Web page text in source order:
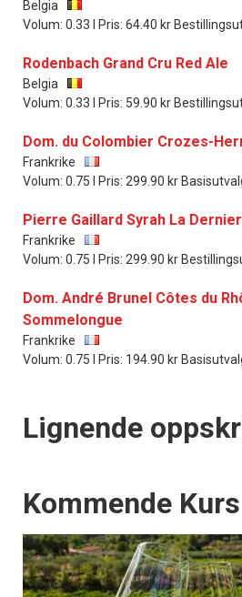
Belgia
Volum: 0.33 l Pris: 64.40 kr
Rodenbach Grand Cru Red Ale
Belgia
Volum: 0.33 l Pris: 59.90 kr
Dom. du Colombier Crozes-
Frankrike
Volum: 0.75 l Pris: 299.90 kr
Pierre Gaillard Syrah La
Frankrike
Volum: 0.75 l Pris: 299.90 kr
Dom. André Brunel Côtes du
Sommelongue
Frankrike
Volum: 0.75 l Pris: 194.90 kr
Lignende
Events
Kommende Kurs